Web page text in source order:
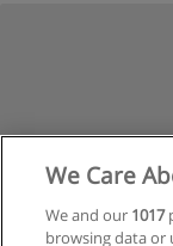
We Care
We and our 1017
browsing data or